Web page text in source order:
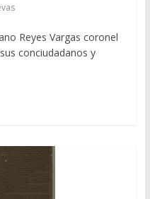
Reyes Vargas coronel
conciudadanos y